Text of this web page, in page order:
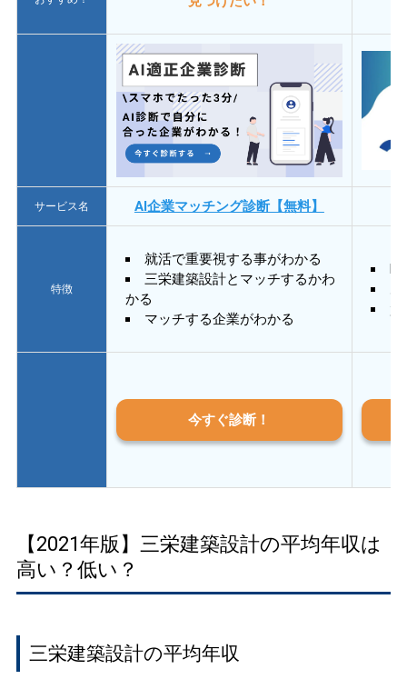
サービス名 AI企業マッチング診断【無料】
特徴
就活で重要視する事がわかる
三栄建築設計とマッチするかわ
かる
マッチする企業がわかる
質
今すぐ診断！
【2021年版】三栄建築設計の平均年収は
高い？低い？
三栄建築設計の平均年収